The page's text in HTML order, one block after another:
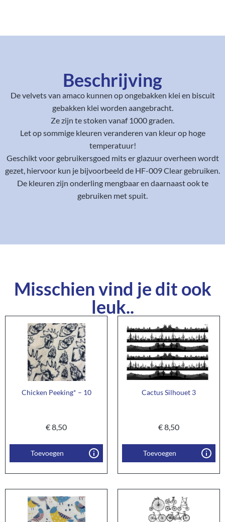
Beschrijving
De velvets van amaco kunnen op ongebakken klei en biscuit
gebakken klei worden aangebracht.
Ze zijn te stoken vanaf 1000 graden.
Let op sommige kleuren veranderen van kleur op hoge
temperatuur!
Geschikt voor gebruikersgoed mits er glazuur overheen wordt
gezet, hiervoor kun je bijvoorbeeld de HF-009 Clear gebruiken.
De kleuren zijn onderling mengbaar en daarnaast ook te
gebruiken met spuit.
Misschien vind je dit ook
leuk..
Chicken Peeking* – 10
€8,50
Toevoegen
Cactus Silhouet 3
€8,50
Toevoegen